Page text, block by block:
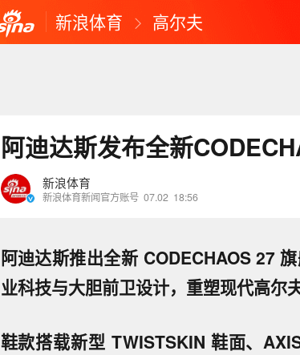
新浪体育 高尔夫
阿迪达斯发布全新
新浪体育
新浪体育新闻官方账号 07.02 18:56
阿迪达斯推出全新 CODECHAOS 27
业科技与大胆前卫设计，重塑现代高尔
鞋款搭载新型 TWISTSKIN 鞋面、